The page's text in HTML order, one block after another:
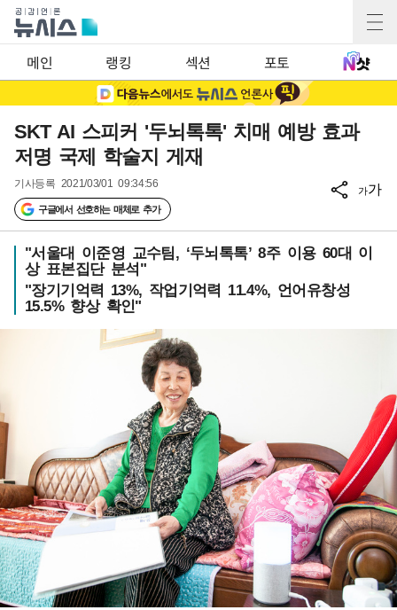
메인 랭킹 섹션 포토
SKT AI 스피커 '두뇌톡톡' 치매 예방 효과
저명 국제 학술지 게재
기사등록 2021/03/01 09:34:56
구글에서 선호하는 매체로 추가
가가
"서울대 이준영 교수팀, ‘두뇌톡톡’ 8주 이용 60대 이
상 표본집단 분석"
"장기기억력 13%, 작업기억력 11.4%, 언어유창성
15.5% 향상 확인"